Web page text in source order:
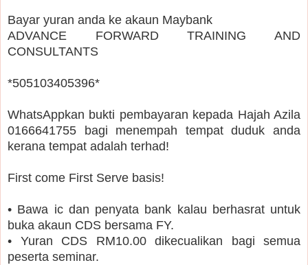
Bayar yuran anda ke akaun Maybank
ADVANCE FORWARD TRAINING AND
CONSULTANTS
*505103405396*
WhatsAppkan bukti pembayaran kepada Hajah Azila
0166641755 bagi menempah tempat duduk anda
kerana tempat adalah terhad!
First come First Serve basis!
• Bawa ic dan penyata bank kalau berhasrat untuk
buka akaun CDS bersama FY.
• Yuran CDS RM10.00 dikecualikan bagi semua
peserta seminar.